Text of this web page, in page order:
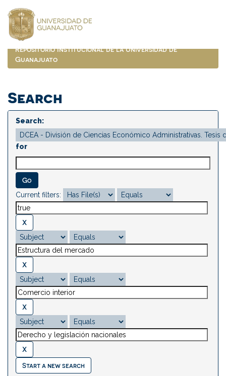
navigation
Repositorio Institucional de la Universidad de
Guanajuato
Search
Search:
for
Current filters:
Start a new search